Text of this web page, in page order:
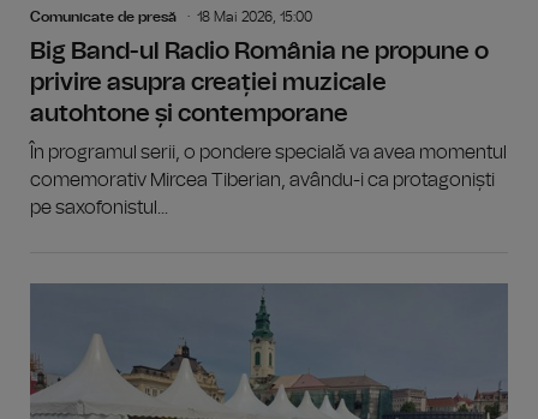
Comunicate de presă 18 Mai 2026, 15:00
Big Band-ul Radio România ne propune o
privire asupra creației muzicale
autohtone și contemporane
În programul serii, o pondere specială va avea momentul
comemorativ Mircea Tiberian, avându-i ca protagoniști
pe saxofonistul...